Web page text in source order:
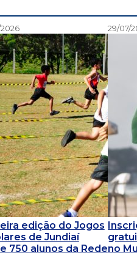
edição do Jogos
de Jundiaí
750 alunos da Rede
29/07/
no